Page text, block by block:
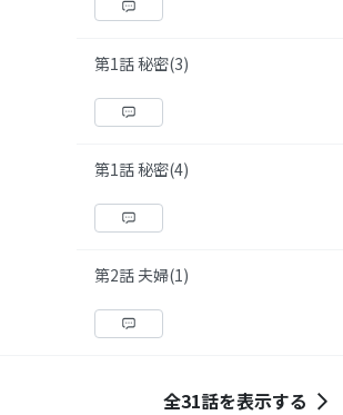
第1話 秘密(3)
第1話 秘密(4)
第2話 夫婦(1)
全31話を表示する